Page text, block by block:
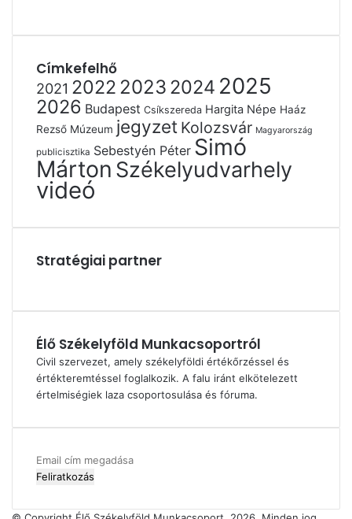
Címkefelhő
2021 2022 2023 2024 2025
2026 Budapest Csíkszereda Hargita Népe Haáz
Rezső Múzeum jegyzet Kolozsvár Magyarország
publicisztika Sebestyén Péter Simó
Márton Székelyudvarhely
videó
Stratégiai partner
Élő Székelyföld Munkacsoportról
Civil szervezet, amely székelyföldi értékőrzéssel és
értékteremtéssel foglalkozik. A falu iránt elkötelezett
értelmiségiek laza csoportosulása és fóruma.
Email
cím